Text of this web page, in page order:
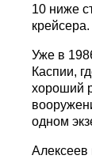
10 ниже
крейсера.
Уже в
Каспии,
хороший
одном
Алексеев